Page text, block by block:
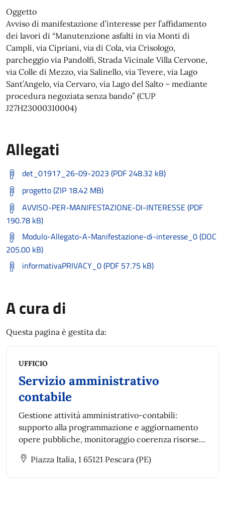
Oggetto
Avviso di manifestazione d’interesse per l’affidamento
dei lavori di “Manutenzione asfalti in via Monti di
Campli, via Cipriani, via di Cola, via Crisologo,
parcheggio via Pandolfi, Strada Vicinale Villa Cervone,
via Colle di Mezzo, via Salinello, via Tevere, via Lago
Sant’Angelo, via Cervaro, via Lago del Salto – mediante
procedura negoziata senza bando” (CUP
J27H23000310004)
Allegati
det_01917_26-09-2023 (PDF 248.32 kB)
progetto (ZIP 18.42 MB)
AVVISO-PER-MANIFESTAZIONE-DI-INTERESSE (PDF
190.78 kB)
Modulo-Allegato-A-Manifestazione-di-interesse_0 (DOC
205.00 kB)
informativaPRIVACY_0 (PDF 57.75 kB)
A cura di
Questa pagina è gestita da:
UFFICIO
Servizio amministrativo
contabile
Gestione attività amministrativo-contabili:
supporto alla programmazione e aggiornamento
opere pubbliche, monitoraggio coerenza risorse e
dati BDAP, gestione archivio informatizzato e
predisposizione provvedimenti per lavori, servizi
e forniture.
Piazza Italia, 1 65121 Pescara (PE)